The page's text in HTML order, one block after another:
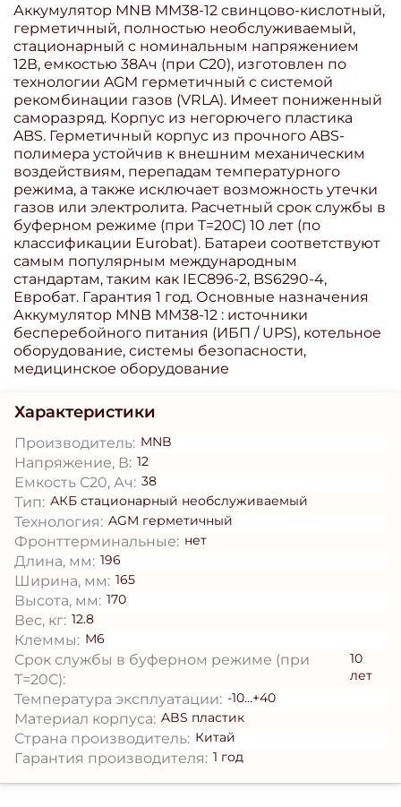
Аккумулятор MNB MM38-12 свинцово-кислотный,
герметичный, полностью необслуживаемый,
стационарный с номинальным напряжением
12В, емкостью 38Ач (при С20), изготовлен по
технологии AGM герметичный с системой
рекомбинации газов (VRLA). Имеет пониженный
саморазряд. Корпус из негорючего пластика
ABS. Герметичный корпус из прочного ABS-
полимера устойчив к внешним механическим
воздействиям, перепадам температурного
режима, а также исключает возможность утечки
газов или электролита. Расчетный срок службы в
буферном режиме (при T=20С) 10 лет (по
классификации Eurobat). Батареи соответствуют
самым популярным международным
стандартам, таким как IEC896-2, BS6290-4,
Евробат. Гарантия 1 год. Основные назначения
Аккумулятор MNB MM38-12 : источники
бесперебойного питания (ИБП / UPS), котельное
оборудование, системы безопасности,
медицинское оборудование
Характеристики
Производитель: MNB
Напряжение, В: 12
Емкость С20, Ач: 38
Тип: АКБ стационарный необслуживаемый
Технология: AGM герметичный
Фронттерминальные: нет
Длина, мм: 196
Ширина, мм: 165
Высота, мм: 170
Вес, кг: 12.8
Клеммы: М6
Срок службы в буферном режиме (при
T=20С):
10
лет
Температура эксплуатации: -10...+40
Материал корпуса: ABS пластик
Страна производитель: Китай
Гарантия производителя: 1 год